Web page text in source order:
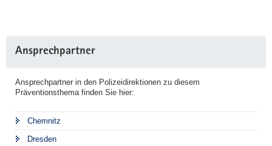
Ansprechpartner
Ansprechpartner in den Polizeidirektionen zu diesem
Präventionsthema finden Sie hier:
Chemnitz
Dresden